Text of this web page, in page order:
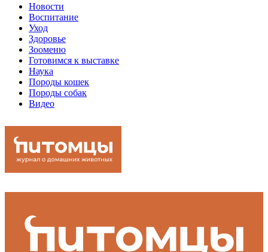
Новости
Воспитание
Уход
Здоровье
Зооменю
Готовимся к выставке
Наука
Породы кошек
Породы собак
Видео